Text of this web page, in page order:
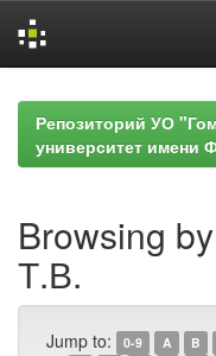
navigationРепозиторий УО
университет имени
Browsing
Т.В.
Jump to: 0-9 A B